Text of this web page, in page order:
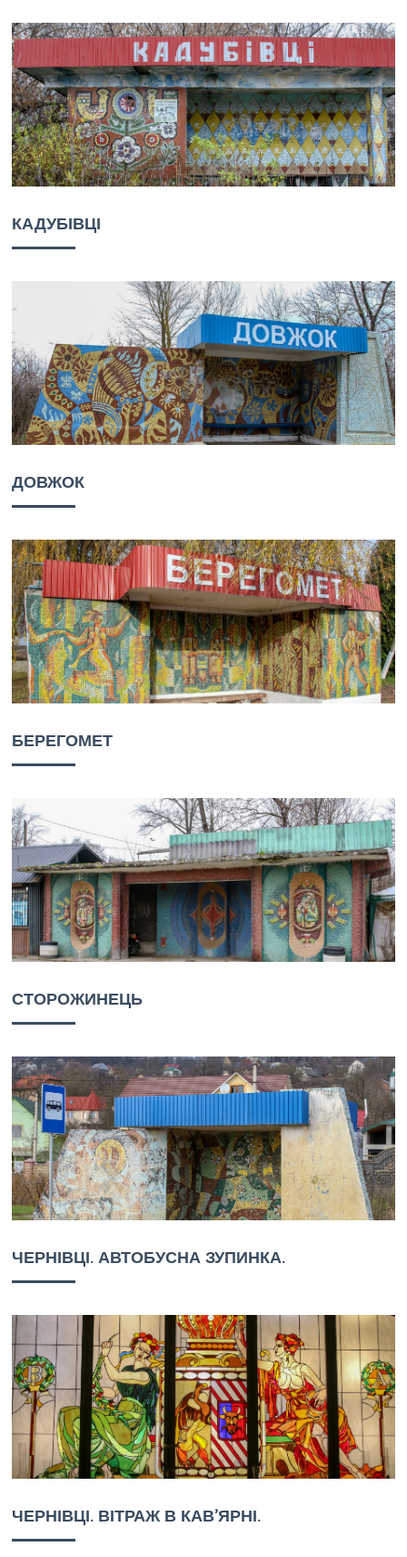
КАДУБІВЦІ
ДОВЖОК
БЕРЕГОМЕТ
СТОРОЖИНЕЦЬ
ЧЕРНІВЦІ. АВТОБУСНА ЗУПИНКА.
ЧЕРНІВЦІ. ВІТРАЖ В КАВ’ЯРНІ.